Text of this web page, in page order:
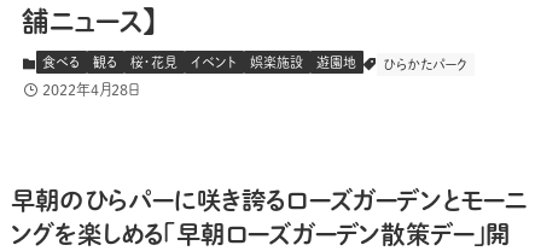
舗ニュース】
食べる 観る 桜・花見 イベント 娯楽施設 遊園地 ひらかたパーク
2022年4月28日
早朝のひらパーに咲き誇るローズガーデンとモーニ
ングを楽しめる「早朝ローズガーデン散策デー」開